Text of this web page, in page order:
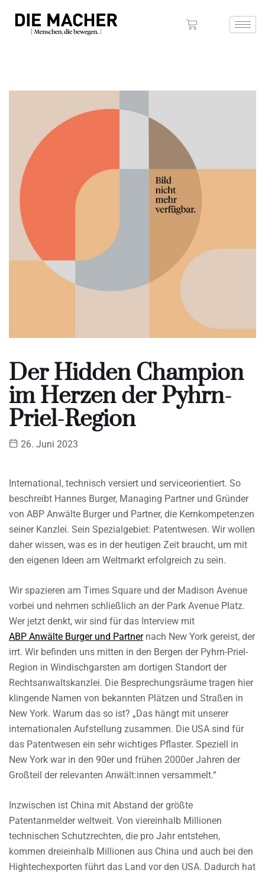
Der Hidden Champion
im Herzen der Pyhrn-
Priel-Region
26. Juni 2023
International, technisch versiert und serviceorientiert. So
beschreibt Hannes Burger, Managing Partner und Gründer
von ABP Anwälte Burger und Partner, die Kernkompetenzen
seiner Kanzlei. Sein Spezialgebiet: Patentwesen. Wir wollen
daher wissen, was es in der heutigen Zeit braucht, um mit
den eigenen Ideen am Weltmarkt erfolgreich zu sein.
Wir spazieren am Times Square und der Madison Avenue
vorbei und nehmen schließlich an der Park Avenue Platz.
Wer jetzt denkt, wir sind für das Interview mit
ABP Anwälte Burger und Partnernach New York gereist, der
irrt. Wir befinden uns mitten in den Bergen der Pyhrn-Priel-
Region in Windischgarsten am dortigen Standort der
Rechtsanwaltskanzlei. Die Besprechungsräume tragen hier
klingende Namen von bekannten Plätzen und Straßen in
New York. Warum das so ist? „Das hängt mit unserer
internationalen Aufstellung zusammen. Die USA sind für
das Patentwesen ein sehr wichtiges Pflaster. Speziell in
New York war in den 90er und frühen 2000er Jahren der
Großteil der relevanten Anwält:innen versammelt.“
Inzwischen ist China mit Abstand der größte
Patentanmelder weltweit. Von viereinhalb Millionen
technischen Schutzrechten, die pro Jahr entstehen,
kommen dreieinhalb Millionen aus China und auch bei den
Hightechexporten führt das Land vor den USA. Dadurch hat